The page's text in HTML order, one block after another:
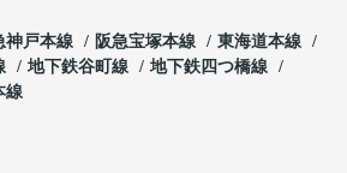
神戸本線 阪急宝塚本線
東海道本線
地下鉄谷町線
地下鉄四つ橋線
線